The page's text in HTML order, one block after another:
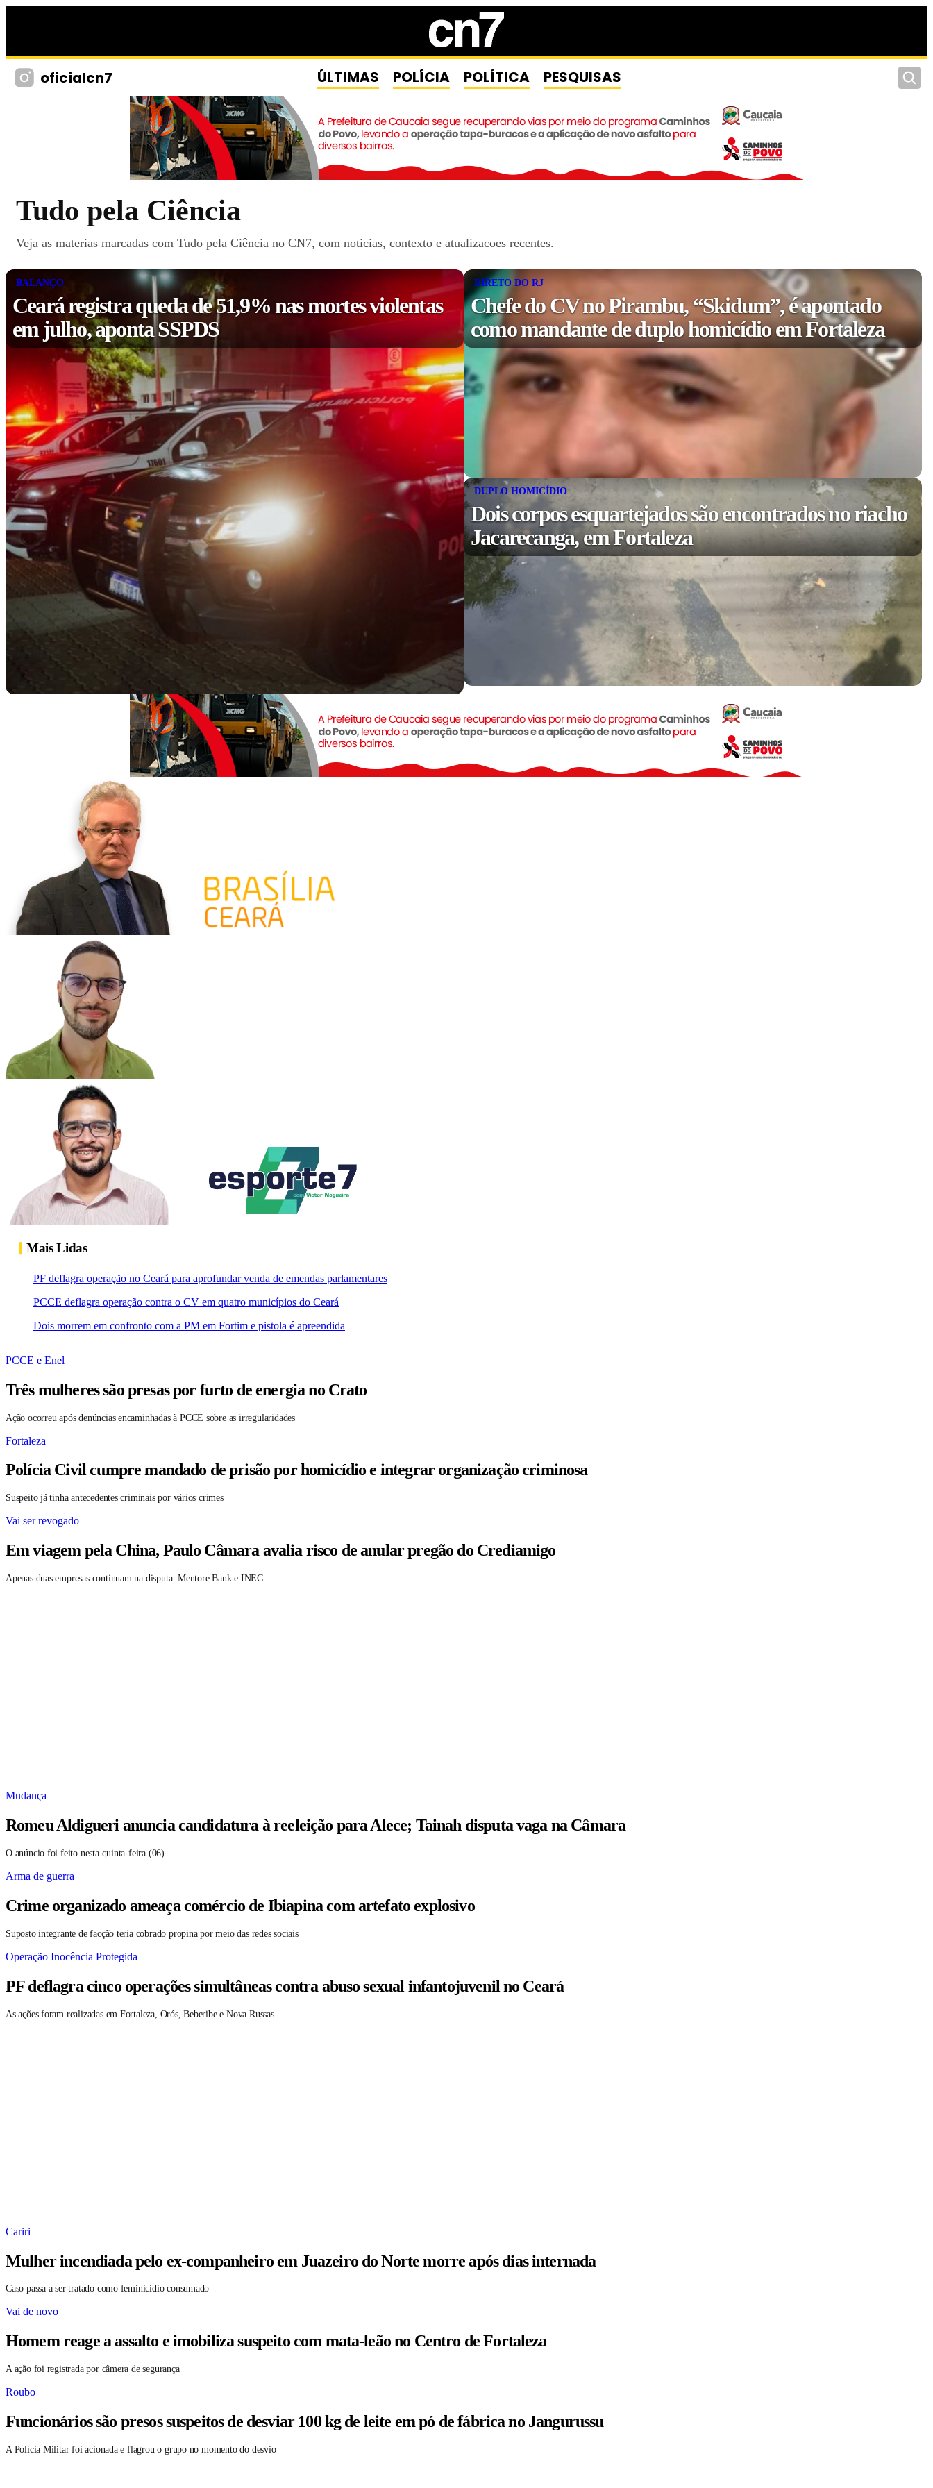
oficialcn7 ÚLTIMAS POLÍCIA POLÍTICA PESQUISAS
Tudo pela Ciência
Veja as materias marcadas com Tudo pela Ciência no CN7, com noticias, contexto e atualizacoes recentes.
BALANÇO
Ceará registra queda de 51,9% nas mortes violentas
em julho, aponta SSPDS
DIRETO DO RJ
Chefe do CV no Pirambu, “Skidum”, é apontado
como mandante de duplo homicídio em Fortaleza
DUPLO HOMICÍDIO
Dois corpos esquartejados são encontrados no riacho
Jacarecanga, em Fortaleza
Mais Lidas
PF deflagra operação no Ceará para aprofundar venda de emendas parlamentares
PCCE deflagra operação contra o CV em quatro municípios do Ceará
Dois morrem em confronto com a PM em Fortim e pistola é apreendida
PCCE e Enel
Três mulheres são presas por furto de energia no Crato
Ação ocorreu após denúncias encaminhadas à PCCE sobre as irregularidades
Fortaleza
Polícia Civil cumpre mandado de prisão por homicídio e integrar organização criminosa
Suspeito já tinha antecedentes criminais por vários crimes
Vai ser revogado
Em viagem pela China, Paulo Câmara avalia risco de anular pregão do Crediamigo
Apenas duas empresas continuam na disputa: Mentore Bank e INEC
Mudança
Romeu Aldigueri anuncia candidatura à reeleição para Alece; Tainah disputa vaga na Câmara
O anúncio foi feito nesta quinta-feira (06)
Arma de guerra
Crime organizado ameaça comércio de Ibiapina com artefato explosivo
Suposto integrante de facção teria cobrado propina por meio das redes sociais
Operação Inocência Protegida
PF deflagra cinco operações simultâneas contra abuso sexual infantojuvenil no Ceará
As ações foram realizadas em Fortaleza, Orós, Beberibe e Nova Russas
Cariri
Mulher incendiada pelo ex-companheiro em Juazeiro do Norte morre após dias internada
Caso passa a ser tratado como feminicídio consumado
Vai de novo
Homem reage a assalto e imobiliza suspeito com mata-leão no Centro de Fortaleza
A ação foi registrada por câmera de segurança
Roubo
Funcionários são presos suspeitos de desviar 100 kg de leite em pó de fábrica no Jangurussu
A Polícia Militar foi acionada e flagrou o grupo no momento do desvio